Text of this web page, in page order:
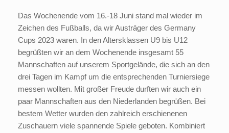
Das Wochenende vom 16.-18 Juni stand mal wieder im
Zeichen des Fußballs, da wir Austräger des Germany
Cups 2023 waren. In den Altersklassen U9 bis U12
begrüßten wir an dem Wochenende insgesamt 55
Mannschaften auf unserem Sportgelände, die sich an den
drei Tagen im Kampf um die entsprechenden Turniersiege
messen wollten. Mit großer Freude durften wir auch ein
paar Mannschaften aus den Niederlanden begrüßen. Bei
bestem Wetter wurden den zahlreich erschienenen
Zuschauern viele spannende Spiele geboten. Kombiniert